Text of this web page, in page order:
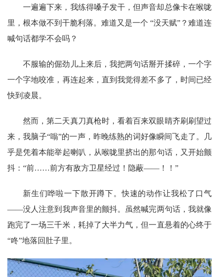
一遍遍下来，我练得嗓子发干，但声音却总像卡在喉咙
里，根本做不到干脆利落。难道又是一个 “没天赋”？难道连
喊句话都学不会吗？
不服输的倔劲儿上来后，我把两句话掰开揉碎，一个字
一个字地咬准，再连起来，直到我觉得差不多了，时间已经
快到凌晨。
然而，第二天真刀真枪时，看着百来双眼睛齐刷刷望过
来，我脑子“嗡”的一声，昨晚练熟的词好像瞬间飞走了。几
乎是凭着本能举起喇叭，从喉咙里挤出的那句话，又开始颤
抖：“前……前方有敌方卫星经过！隐蔽——！！”
新生们哗啦一下散开蹲下。快速的动作让我松了口气
——没人注意到我声音里的颤抖。虽然喊完两句话，我就像
跑完了一场三千米，耗掉了大半力气，但一直悬着的心终于
“咚”地落回肚子里。